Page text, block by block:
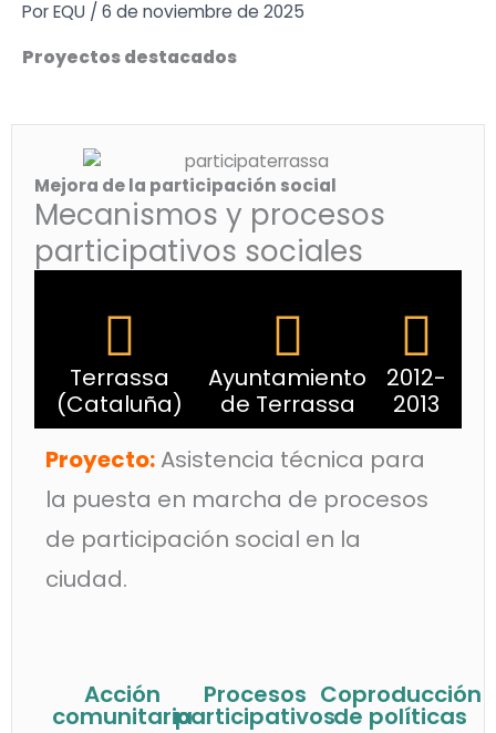
contenido
PorEQU / 6 de noviembre de 2025
Proyectos destacados
Mejora de la participación social
Mecanismos y procesos
participativos sociales
Terrassa
(Cataluña)
Ayuntamiento
de Terrassa
2012-
2013
Proyecto: Asistencia técnica para
la puesta en marcha de procesos
de participación social en la
ciudad.
Acción
comunitaria
Procesos
participativos
Coproducción
de políticas